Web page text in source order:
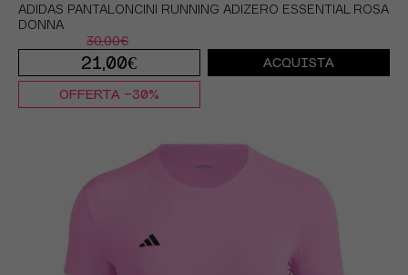
ADIDAS PANTALONCINI RUNNING ADIZERO ESSENTIAL ROSA
DONNA
30,00€
21,00€ ACQUISTA
OFFERTA -30%